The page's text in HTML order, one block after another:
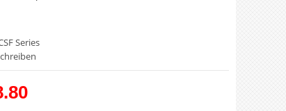
Series